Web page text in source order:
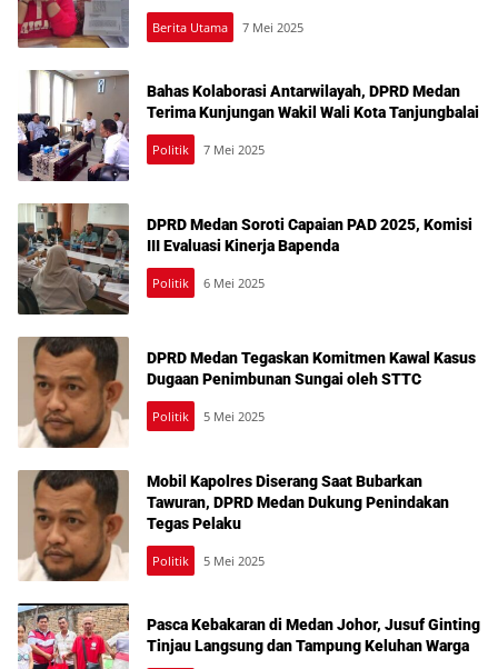
Erikson Dugaan Intervensi Perkara
Berita Utama 7 Mei 2025
Bahas Kolaborasi Antarwilayah, DPRD Medan
Terima Kunjungan Wakil Wali Kota Tanjungbalai
Politik 7 Mei 2025
DPRD Medan Soroti Capaian PAD 2025, Komisi
III Evaluasi Kinerja Bapenda
Politik 6 Mei 2025
DPRD Medan Tegaskan Komitmen Kawal Kasus
Dugaan Penimbunan Sungai oleh STTC
Politik 5 Mei 2025
Mobil Kapolres Diserang Saat Bubarkan
Tawuran, DPRD Medan Dukung Penindakan
Tegas Pelaku
Politik 5 Mei 2025
Pasca Kebakaran di Medan Johor, Jusuf Ginting
Tinjau Langsung dan Tampung Keluhan Warga